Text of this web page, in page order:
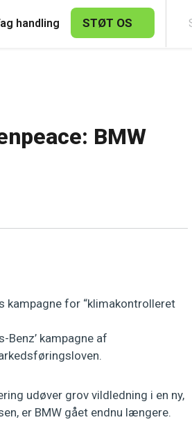
handling STØT OS
BMW
kampagne for “klimakontrolleret
Benz’ kampagne af
udøver grov vildledning i en ny,
er BMW gået endnu længere.